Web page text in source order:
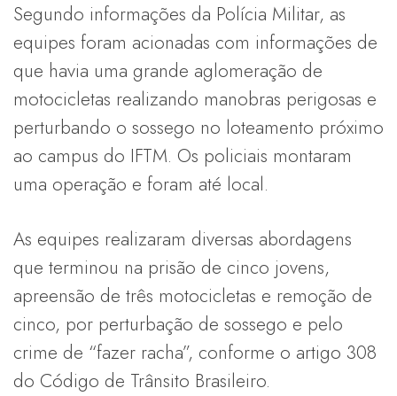
Segundo informações da Polícia Militar, as
equipes foram acionadas com informações de
que havia uma grande aglomeração de
motocicletas realizando manobras perigosas e
perturbando o sossego no loteamento próximo
ao campus do IFTM. Os policiais montaram
uma operação e foram até local.
As equipes realizaram diversas abordagens
que terminou na prisão de cinco jovens,
apreensão de três motocicletas e remoção de
cinco, por perturbação de sossego e pelo
crime de “fazer racha”, conforme o artigo 308
do Código de Trânsito Brasileiro.